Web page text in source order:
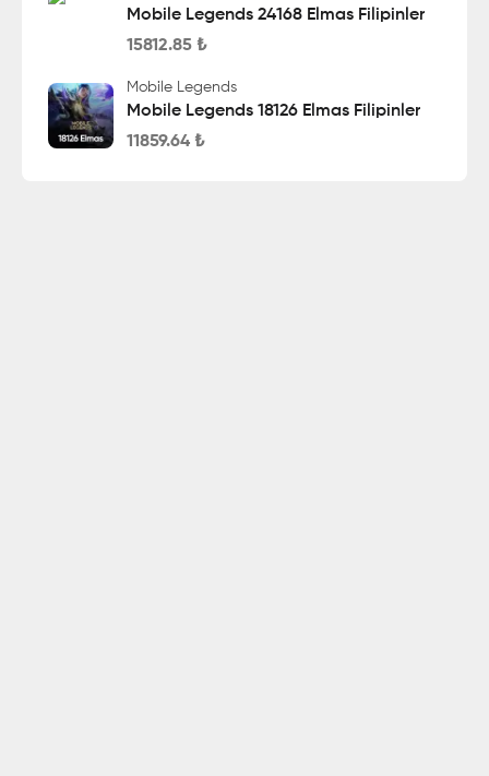
Mobile Legends 24168 Elmas Filipinler
15812.85 ₺
Mobile Legends
Mobile Legends 18126 Elmas Filipinler
11859.64 ₺